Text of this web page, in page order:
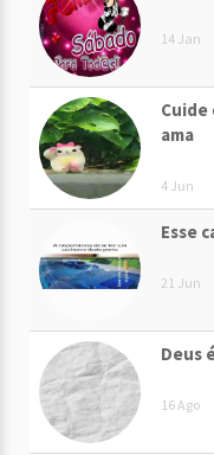
14 Jan
Cuide
ama
4 Jun
Esse
21 Jun
Deus
16 Ago